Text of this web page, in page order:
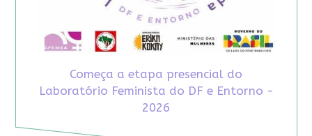
Começa a etapa presencial do
Laboratório Feminista do DF e Entorno -
2026